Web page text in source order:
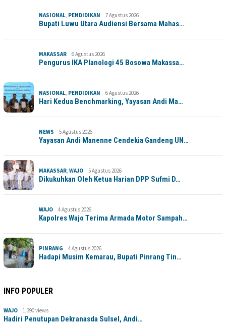
NASIONAL PENDIDIKAN 7 Agustus 2026
Bupati Luwu Utara Audiensi Bersama Mahas…
MAKASSAR 6 Agustus 2026
Pengurus IKA Planologi 45 Bosowa Makassa…
NASIONAL PENDIDIKAN 6 Agustus 2026
Hari Kedua Benchmarking, Yayasan Andi Ma…
NEWS 5 Agustus 2026
Yayasan Andi Manenne Cendekia Gandeng UN…
MAKASSAR WAJO 5 Agustus 2026
Dikukuhkan Oleh Ketua Harian DPP Sufmi D…
WAJO 4 Agustus 2026
Kapolres Wajo Terima Armada Motor Sampah…
PINRANG 4 Agustus 2026
Hadapi Musim Kemarau, Bupati Pinrang Tin…
INFO POPULER
WAJO 1,390 views
Hadiri Penutupan Dekranasda Sulsel, Andi…